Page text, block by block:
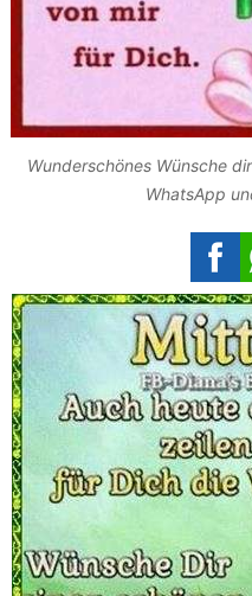
Wunderschönes Wünsche
WhatsApp